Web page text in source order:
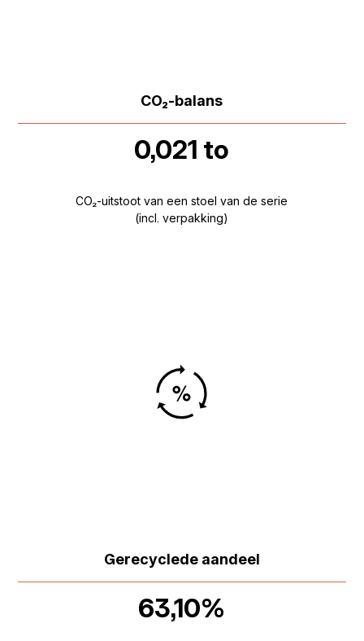
CO₂-balans
0,021 to
CO₂-uitstoot van een stoel van de serie
(incl. verpakking)
Gerecyclede aandeel
63,10%